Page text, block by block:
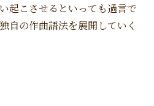
起こさせるといっても過言で
自の作曲語法を展開していく